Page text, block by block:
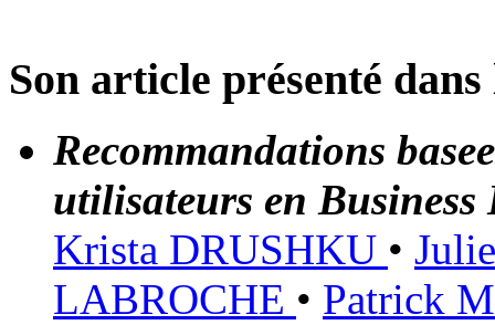
Son article présenté
Recommandations
utilisateurs en
Krista DRUSHKU •
LABROCHE • Patrick